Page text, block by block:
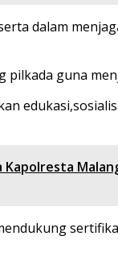
dalam
pilkada guna